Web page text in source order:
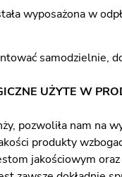
wyposażona w
samodzielnie,
UŻYTE W
pozwoliła nam
produkty
jakościowym